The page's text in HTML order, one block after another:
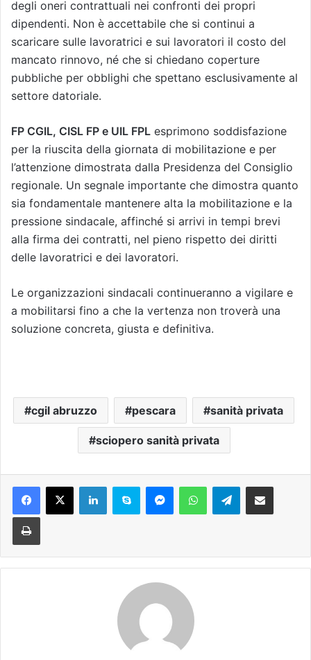
degli oneri contrattuali nei confronti dei propri
dipendenti. Non è accettabile che si continui a
scaricare sulle lavoratrici e sui lavoratori il costo del
mancato rinnovo, né che si chiedano coperture
pubbliche per obblighi che spettano esclusivamente al
settore datoriale.
FP CGIL, CISL FP e UIL FPL esprimono soddisfazione
per la riuscita della giornata di mobilitazione e per
l’attenzione dimostrata dalla Presidenza del Consiglio
regionale. Un segnale importante che dimostra quanto
sia fondamentale mantenere alta la mobilitazione e la
pressione sindacale, affinché si arrivi in tempi brevi
alla firma dei contratti, nel pieno rispetto dei diritti
delle lavoratrici e dei lavoratori.
Le organizzazioni sindacali continueranno a vigilare e
a mobilitarsi fino a che la vertenza non troverà una
soluzione concreta, giusta e definitiva.
cgil abruzzo pescara sanità privata
sciopero sanità privata
Telegram